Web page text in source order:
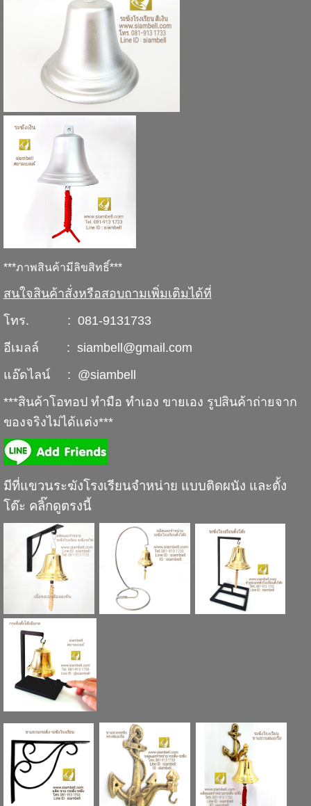
***ภาพสินค้ามีลิขสิทธิ์***
สนใจสินค้าสั่งหรือสอบถามเพิ่มเติมได้ที่
โทร. : 081-9131733
อีเมลล์ : siambell@gmail.com
แอ๊ดไลน์ : @siambell
***สินค้าโอทอป ทำมือ ทำเอง ขายเอง รูปสินค้าถ่ายจาก
ของจริงไม่ได้แต่ง***
มีที่แขวนระฆังโรงเรียนจำหน่าย แบบติดผนัง และตั้ง
โต๊ะ คลิ๊กดูตรงนี้